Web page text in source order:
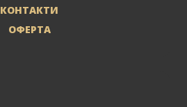
КОНТАКТИ
ОФЕРТА